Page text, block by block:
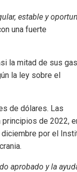
estable y
una fuerte
la mitad de sus
la ley sobre el
de dólares. Las
de 2022,
por el
aprobado y la